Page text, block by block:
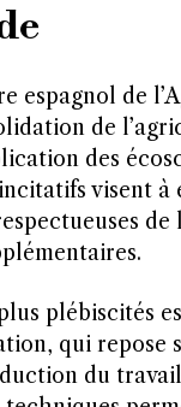
espagnol de
de
des
visent à
de
plébiscités
qui repose
du